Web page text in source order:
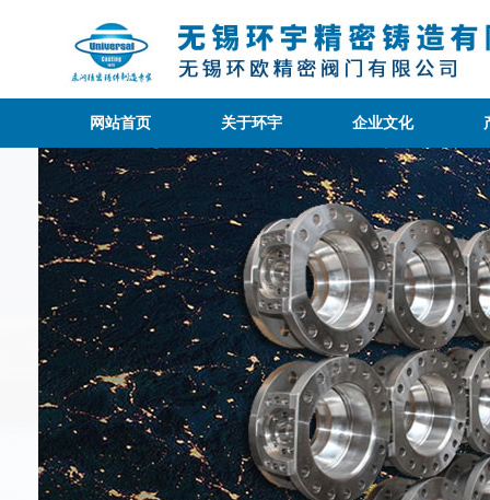
网站首页 关于环宇
公司简介
组织机构
办公环境
企业文化
<